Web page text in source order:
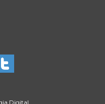
Digital